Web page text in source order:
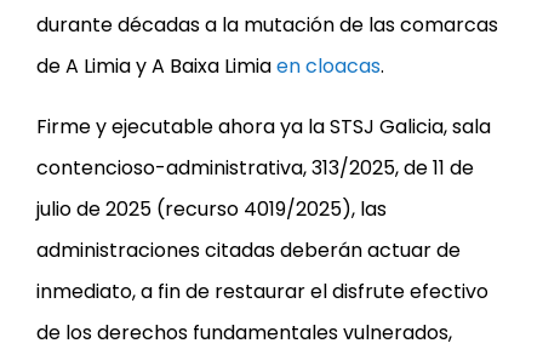
durante décadas a la mutación de las comarcas
de A Limia y A Baixa Limiaen cloacas.
Firme y ejecutable ahora ya la STSJ Galicia, sala
contencioso-administrativa, 313/2025, de 11 de
julio de 2025 (recurso 4019/2025), las
administraciones citadas deberán actuar de
inmediato, a fin de restaurar el disfrute efectivo
de los derechos fundamentales vulnerados,